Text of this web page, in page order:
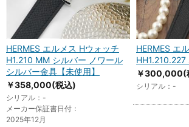
HERMES エルメス Hウォッチ
H1.210 MM シルバー ノワール
シルバー金具【未使用】
￥358,000(税込)
シリアル：-
メーカー保証書日付：
2025年12月
HERMES エ
￥300,000(
シリアル：-